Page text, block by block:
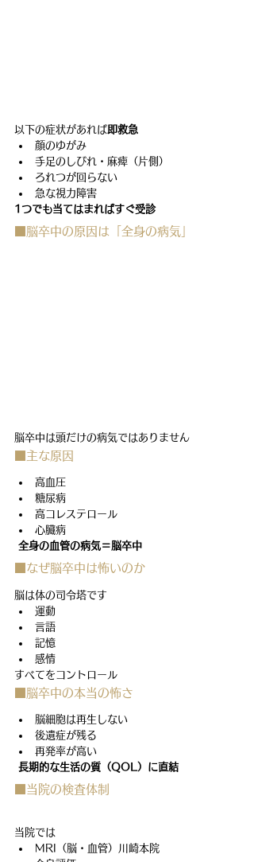
以下の症状があれば 即救急
顔のゆがみ
手足のしびれ・麻痺（片側）
ろれつが回らない
急な視力障害
1つでも当てはまればすぐ受診
■脳卒中の原因は「全身の病気」
脳卒中は頭だけの病気ではありません
■主な原因
高血圧
糖尿病
高コレステロール
心臓病
全身の血管の病気＝脳卒中
■なぜ脳卒中は怖いのか
脳は体の司令塔です
運動
言語
記憶
感情
すべてをコントロール
■脳卒中の本当の怖さ
脳細胞は再生しない
後遺症が残る
再発率が高い
長期的な生活の質（QOL）に直結
■当院の検査体制
当院では
MRI（脳・血管）川崎本院